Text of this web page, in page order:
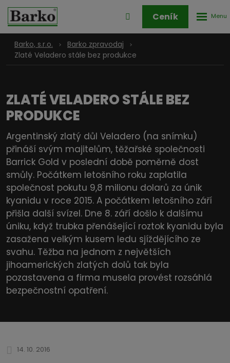
Přihlášení
zóny
Ceník
Barko, s.r.o.
Barko zpravodaj
Zlaté Veladero stále bez produkce
ZLATÉ VELADERO STÁLE BEZ
PRODUKCE
Argentinský zlatý důl Veladero (na snímku)
přináší svým majitelům, těžařské společnosti
Barrick Gold v poslední době poměrně dost
smůly. Počátkem letošního roku zaplatila
společnost pokutu 9,8 milionu dolarů za únik
kyanidu v roce 2015. A počátkem letošního září
přišla další svízel. Dne 8. září došlo k dalšímu
úniku, když trubka přenášející roztok kyanidu byla
zasažena velkým kusem ledu sjíždějícího ze
svahu. Těžba na jednom z největších
jihoamerických zlatých dolů tak byla
pozastavena a firma musela provést rozsáhlá
bezpečnostní opatření.
14. 10. 2016